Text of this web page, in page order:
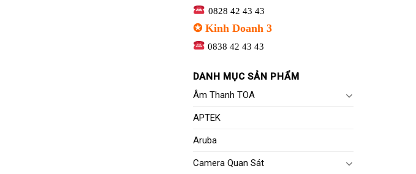
0828 42 43 43
✪ Kinh Doanh 3
0838 42 43 43
DANH MỤC SẢN PHẨM
Âm Thanh TOA
APTEK
Aruba
Camera Quan Sát